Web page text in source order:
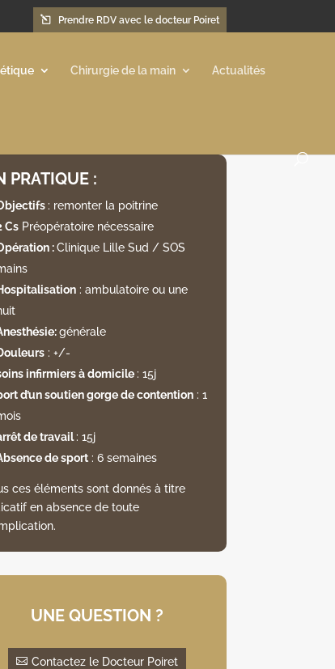
Prendre RDV avec le docteur Poiret
Chirurgie de la main Actualités
PRATIQUE :
: remonter la poitrine
CsPréopératoire nécessaire
:Clinique Lille Sud / SOS
: ambulatoire ou une
générale
: +/-
infirmiers à domicile : 15j
d’un soutien gorge de contention: 1
de travail: 15j
de sport: 6 semaines
ces éléments sont donnés à titre
en absence de toute
UNE QUESTION ?
Contactez le Docteur Poiret